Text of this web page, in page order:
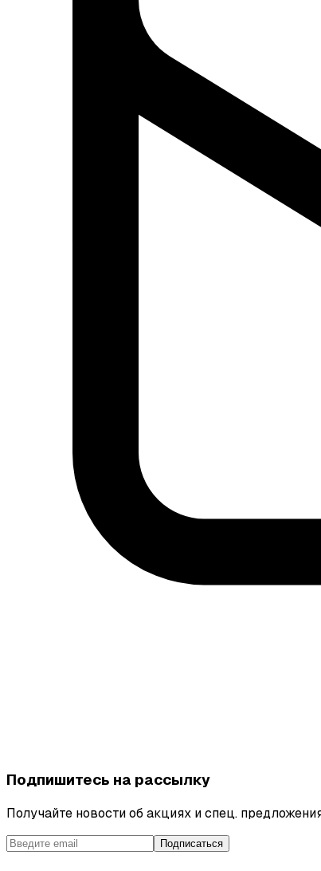
Подпишитесь на рассылку
Получайте новости об акциях и спец.
Подписаться